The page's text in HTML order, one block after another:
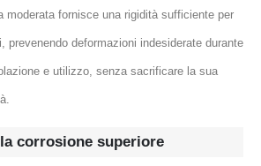
moderata fornisce una rigidità sufficiente per
prevenendo deformazioni indesiderate durante
e utilizzo, senza sacrificare la sua
corrosione superiore